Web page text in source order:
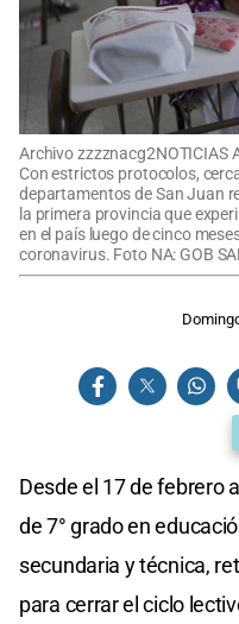
Archivo zzzznacg2NOTICIAS
Con estrictos protocolos,
departamentos de San Juan
la primera provincia que
en el país luego de cinco
coronavirus. Foto NA: GOB
Desde el 17 de febrero
de 7° grado en
secundaria y técnica,
para cerrar el ciclo